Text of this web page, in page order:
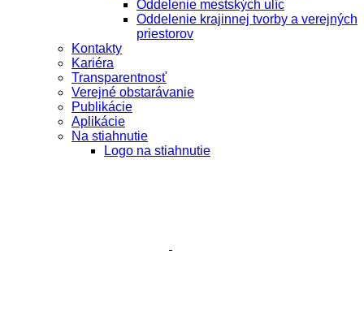
Oddelenie mestských ulíc
Oddelenie krajinnej tvorby a verejných
priestorov
Kontakty
Kariéra
Transparentnosť
Verejné obstarávanie
Publikácie
Aplikácie
Na stiahnutie
Logo na stiahnutie